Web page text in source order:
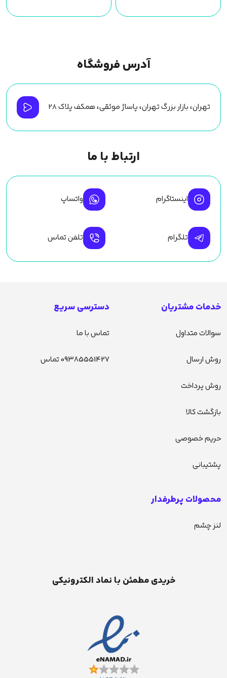
آدرس فروشگاه
تهران، بازار بزرگ تهران، پاساژ موثقی، همکف پلاک ۲۸
ارتباط با ما
اینستاگرام واتساپ
تلگرام تلفن تماس
خدمات مشتریان
سوالات متداول
روش ارسال
روش پرداخت
بازگشت کالا
حریم خصوصی
پشتیبانی
دسترسی سریع
تماس با ما
09385551427 تماس
محصولات پرطرفدار
لنز چشم
خریدی مطمئن با نماد الکترونیکی